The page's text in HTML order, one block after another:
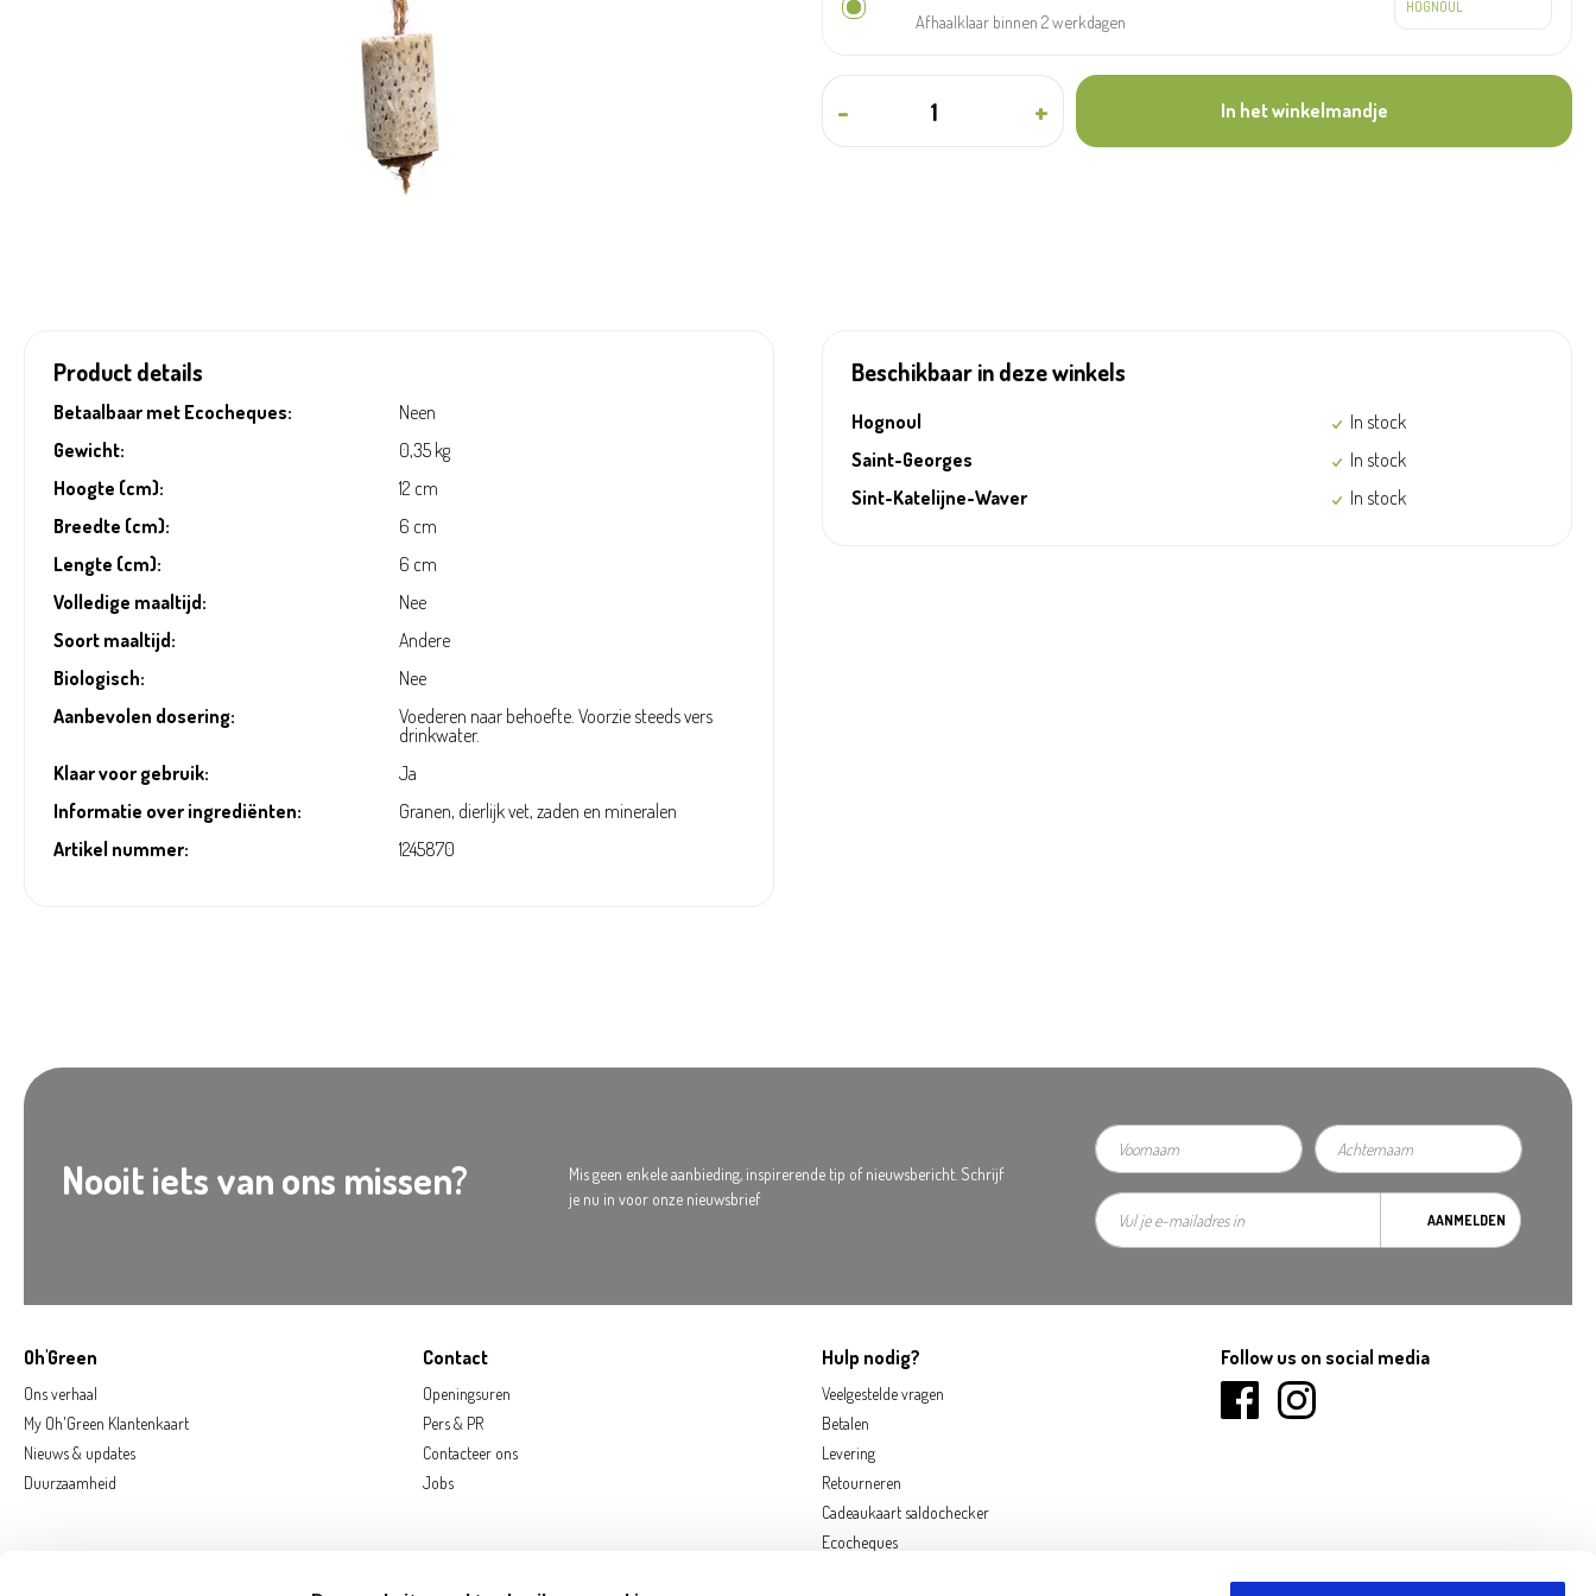
Afhaalklaar binnen 2 werkdagen
+
- In het winkelmandje
Product details
Betaalbaar met Ecocheques:
Neen
Gewicht:
0,35 kg
Hoogte (cm):
12 cm
Breedte (cm):
6 cm
Lengte (cm):
6 cm
Volledige maaltijd:
Nee
Soort maaltijd:
Andere
Biologisch:
Nee
Aanbevolen dosering:
Voederen naar behoefte. Voorzie steeds vers
drinkwater.
Klaar voor gebruik:
Ja
Informatie over ingrediënten:
Granen, dierlijk vet, zaden en mineralen
Artikel nummer:
1245870
Beschikbaar in deze winkels
Hognoul
In stock
Saint-Georges
In stock
Sint-Katelijne-Waver
In stock
Nooit iets van ons missen?
Mis geen enkele aanbieding, inspirerende tip of nieuwsbericht. Schrijf
je nu in voor onze nieuwsbrief
AANMELDEN
Oh'Green
Ons verhaal
My Oh'Green Klantenkaart
Nieuws & updates
Duurzaamheid
Contact
Openingsuren
Pers & PR
Contacteer ons
Jobs
Hulp nodig?
Veelgestelde vragen
Betalen
Levering
Retourneren
Cadeaukaart saldochecker
Ecocheques
Follow us on social media